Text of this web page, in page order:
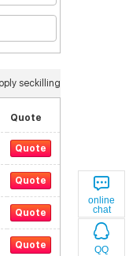
online
chat
QQ
seckilling
Quote
Quote
Quote
Quote
Quote